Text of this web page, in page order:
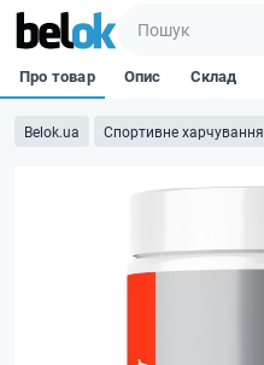
Belok.ua Спортивне харчування
Про товар Опис Склад